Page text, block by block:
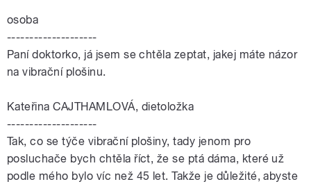
osoba
--------------------
Paní doktorko, já jsem se chtěla zeptat, jakej máte názor
na vibrační plošinu.
Kateřina CAJTHAMLOVÁ, dietoložka
--------------------
Tak, co se týče vibrační plošiny, tady jenom pro
posluchače bych chtěla říct, že se ptá dáma, které už
podle mého bylo víc než 45 let. Takže je důležité, abyste